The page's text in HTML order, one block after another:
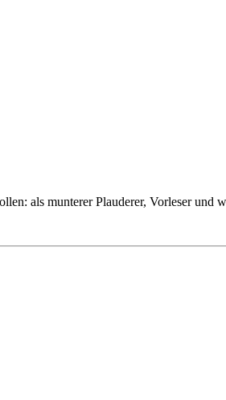
als munterer Plauderer, Vorleser und